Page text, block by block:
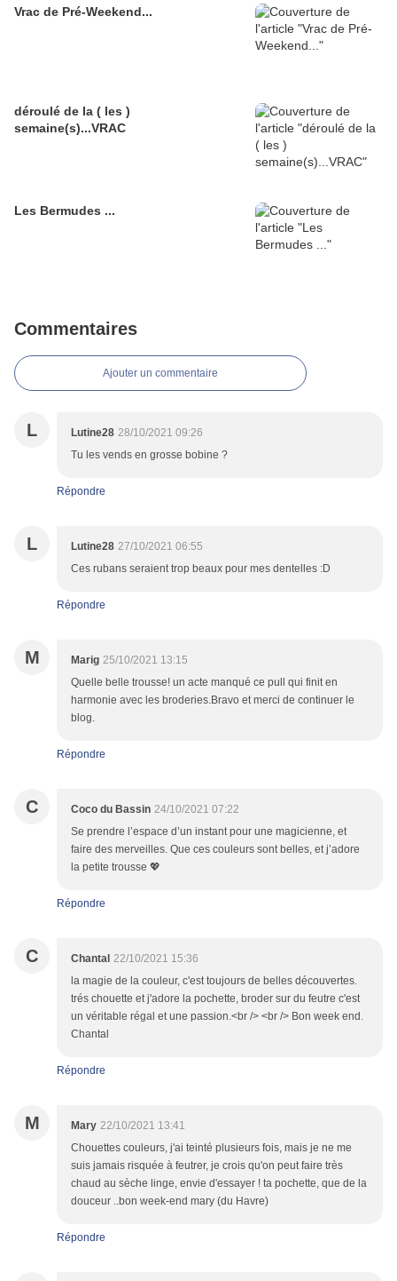
Vrac de Pré-Weekend...
déroulé de la ( les )
semaine(s)...VRAC
Les Bermudes ...
Commentaires
Ajouter un commentaire
L Lutine28 28/10/2021 09:26
Tu les vends en grosse bobine ?
Répondre
L Lutine28 27/10/2021 06:55
Ces rubans seraient trop beaux pour mes dentelles :D
Répondre
M Marig 25/10/2021 13:15
Quelle belle trousse! un acte manqué ce pull qui finit en
harmonie avec les broderies.Bravo et merci de continuer le
blog.
Répondre
C Coco du Bassin 24/10/2021 07:22
Se prendre l’espace d’un instant pour une magicienne, et
faire des merveilles. Que ces couleurs sont belles, et j’adore
la petite trousse 💖
Répondre
C Chantal 22/10/2021 15:36
la magie de la couleur, c'est toujours de belles découvertes.
trés chouette et j'adore la pochette, broder sur du feutre c'est
un véritable régal et une passion.<br /> <br /> Bon week end.
Chantal
Répondre
M Mary 22/10/2021 13:41
Chouettes couleurs, j'ai teinté plusieurs fois, mais je ne me
suis jamais risquée à feutrer, je crois qu'on peut faire très
chaud au sèche linge, envie d'essayer ! ta pochette, que de la
douceur ..bon week-end mary (du Havre)
Répondre